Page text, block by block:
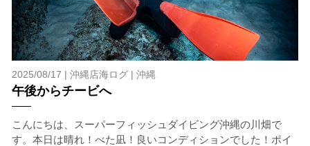
2025/08/17 | 沖縄店海ログ| 沖縄
午後からチービへ
こんにちは、スーパーフィッシュダイビング沖縄の川畑で
す。本日は晴れ！べた凪！良いコンディションでした！ポイ